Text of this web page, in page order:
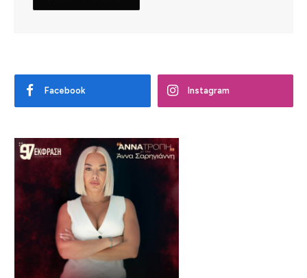
Facebook Instagram